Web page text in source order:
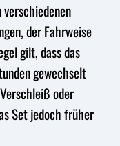
der Fahrweise
gilt, dass das
gewechselt
oder
Set jedoch früher